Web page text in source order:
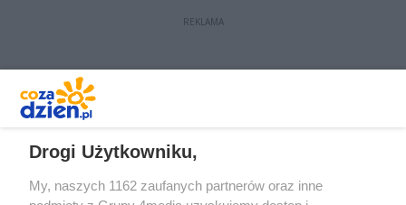
REKLAMA
Drogi Użytkowniku,
My, naszych 1162 zaufanych partnerów oraz inne